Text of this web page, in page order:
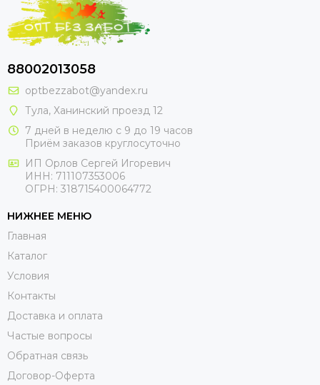
88002013058
optbezzabot@yandex.ru
Тула, Ханинский проезд 12
7 дней в неделю с 9 до 19 часов
Приём заказов круглосуточно
ИП Орлов Сергей Игоревич
ИНН: 711107353006
ОГРН: 318715400064772
НИЖНЕЕ МЕНЮ
Главная
Каталог
Условия
Контакты
Доставка и оплата
Частые вопросы
Обратная связь
Договор-Оферта